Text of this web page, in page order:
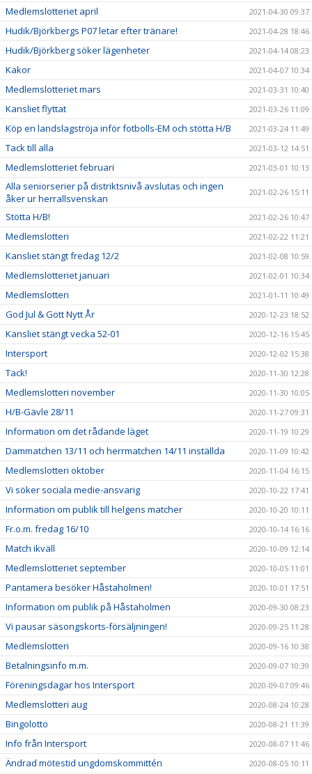
Medlemslotteriet april 2021-04-30 09:37
Hudik/Björkbergs P07 letar efter tränare! 2021-04-28 18:46
Hudik/Björkberg söker lägenheter 2021-04-14 08:23
Kakor 2021-04-07 10:34
Medlemslotteriet mars 2021-03-31 10:40
Kansliet flyttat 2021-03-26 11:09
Köp en landslagströja inför fotbolls-EM och stötta H/B 2021-03-24 11:49
Tack till alla 2021-03-12 14:51
Medlemslotteriet februari 2021-03-01 10:13
Alla seniorserier på distriktsnivå avslutas och ingen
åker ur herrallsvenskan
2021-02-26 15:11
Stötta H/B! 2021-02-26 10:47
Medlemslotteri 2021-02-22 11:21
Kansliet stängt fredag 12/2 2021-02-08 10:59
Medlemslotteriet januari 2021-02-01 10:34
Medlemslotteri 2021-01-11 10:49
God Jul & Gott Nytt År 2020-12-23 18:52
Kansliet stängt vecka 52-01 2020-12-16 15:45
Intersport 2020-12-02 15:38
Tack! 2020-11-30 12:28
Medlemslotteri november 2020-11-30 10:05
H/B-Gävle 28/11 2020-11-27 09:31
Information om det rådande läget 2020-11-19 10:29
Dammatchen 13/11 och herrmatchen 14/11 inställda 2020-11-09 10:42
Medlemslotteri oktober 2020-11-04 16:15
Vi söker sociala medie-ansvarig 2020-10-22 17:41
Information om publik till helgens matcher 2020-10-20 10:11
Fr.o.m. fredag 16/10 2020-10-14 16:16
Match ikväll 2020-10-09 12:14
Medlemslotteriet september 2020-10-05 11:01
Pantamera besöker Håstaholmen! 2020-10-01 17:51
Information om publik på Håstaholmen 2020-09-30 08:23
Vi pausar säsongskorts-försäljningen! 2020-09-25 11:28
Medlemslotteri 2020-09-16 10:38
Betalningsinfo m.m. 2020-09-07 10:39
Föreningsdagar hos Intersport 2020-09-07 09:46
Medlemslotteri aug 2020-08-24 10:28
Bingolotto 2020-08-21 11:39
Info från Intersport 2020-08-07 11:46
Ändrad mötestid ungdomskommittén 2020-08-05 10:11